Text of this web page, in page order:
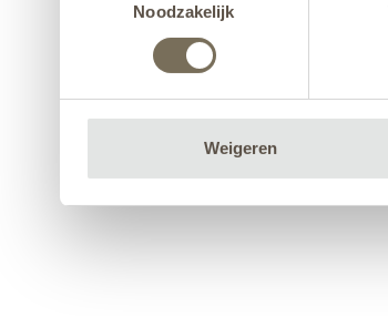
Noodzakelijk
Weigeren